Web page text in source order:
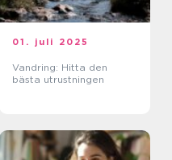
01. juli 2025
Vandring: Hitta den
bästa utrustningen